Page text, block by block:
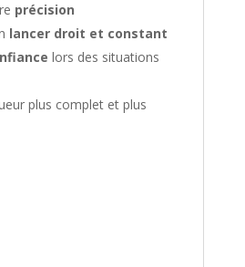
précision
lancer droit et constant
lors des situations
plus complet et plus